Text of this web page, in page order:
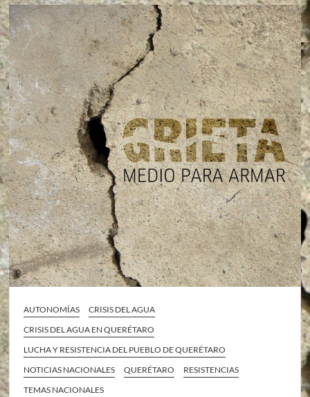
AUTONOMÍAS
CRISIS DEL AGUA
CRISIS DEL AGUA EN QUERÉTARO
LUCHA Y RESISTENCIA DEL PUEBLO DE QUERÉTARO
NOTICIAS NACIONALES
QUERÉTARO
RESISTENCIAS
TEMAS NACIONALES